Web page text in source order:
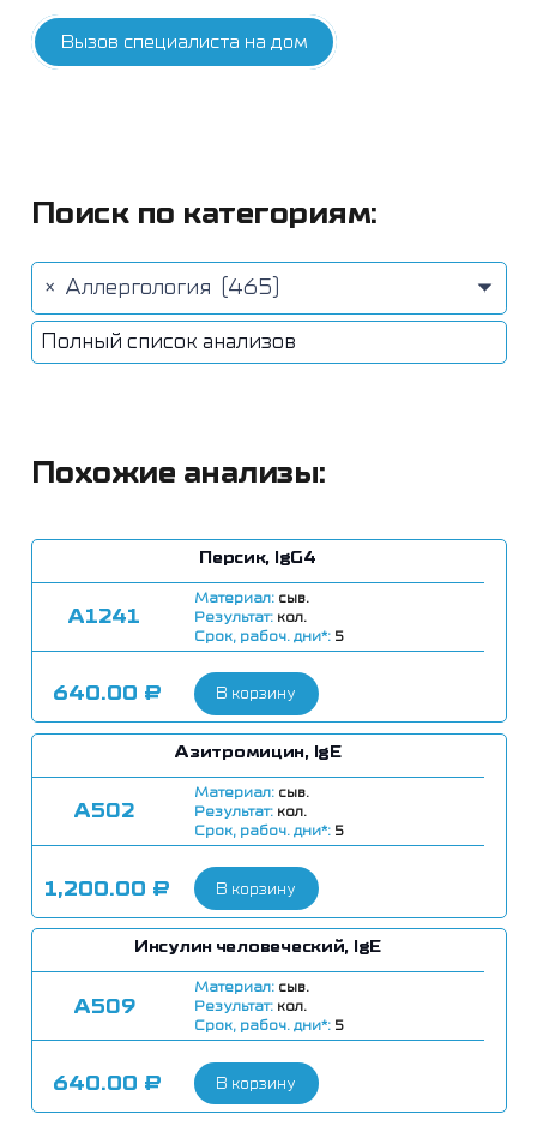
Вызов специалиста на дом
Поиск по категориям:
× Аллергология (465)
Полный список анализов
Похожие анализы:
Персик, IgG4
А1241
Материал: сыв.
Результат: кол.
Срок, рабоч. дни*: 5
640.00 ₽ В корзину
Азитромицин, IgE
А502
Материал: сыв.
Результат: кол.
Срок, рабоч. дни*: 5
1,200.00 ₽ В корзину
Инсулин человеческий, IgE
А509
Материал: сыв.
Результат: кол.
Срок, рабоч. дни*: 5
640.00 ₽ В корзину